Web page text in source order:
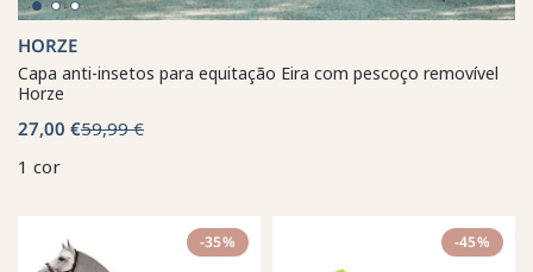
HORZE
Capa anti-insetos para equitação Eira com pescoço removível
Horze
27,00 €59,99 €
1 cor
-35% -45%